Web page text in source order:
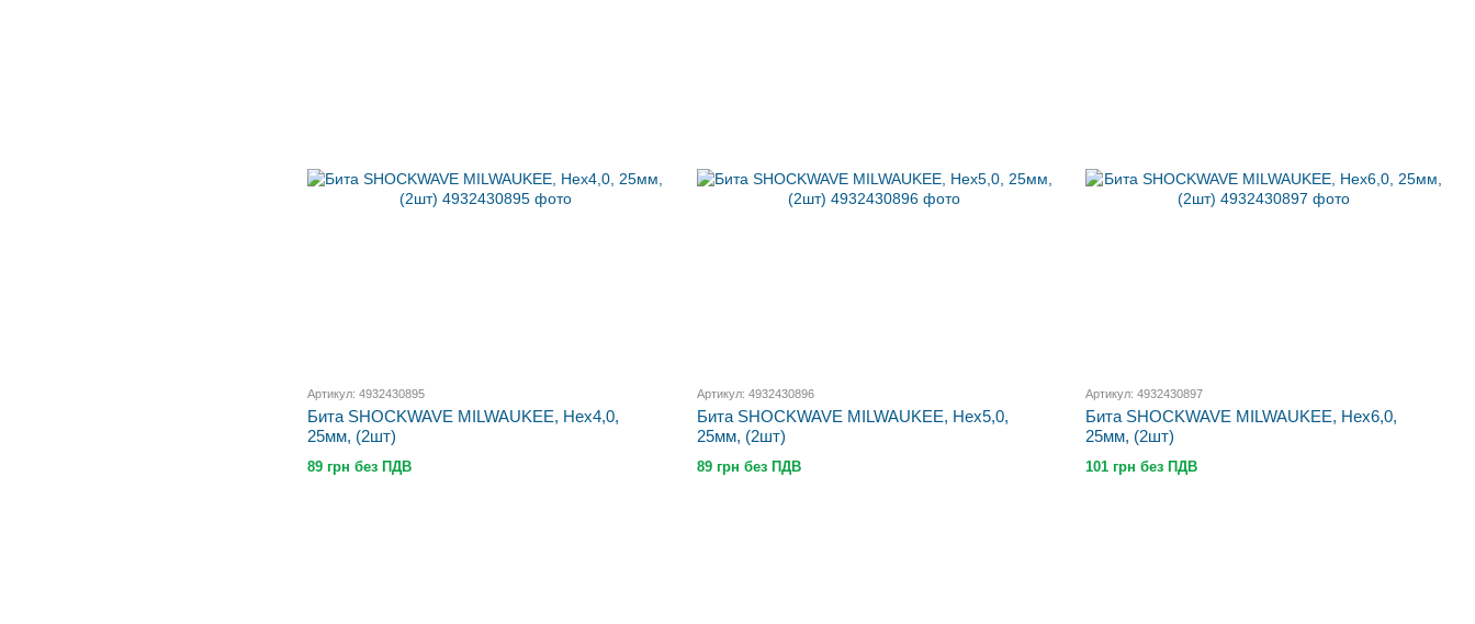
Артикул: 4932430895
Бита SHOCKWAVE MILWAUKEE, Hex4,0,
25мм, (2шт)
89 грн без ПДВ
Артикул: 4932430896
Бита SHOCKWAVE MILWAUKEE, Hex5,0,
25мм, (2шт)
89 грн без ПДВ
Артикул: 4932430897
Бита SHOCKWAVE MILWAUKEE, Hex6,0,
25мм, (2шт)
101 грн без ПДВ